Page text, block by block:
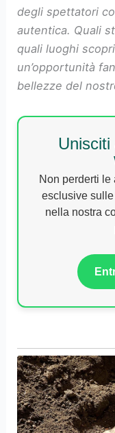
degli spettatori
autentica. Quali
quali luoghi
un’opportunità
bellezze del
Non perderti
esclusive
nella nostra